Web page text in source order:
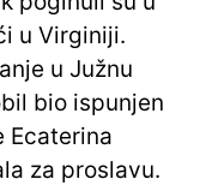
u Virginiji.
u Južnu
bio ispunjen
Ecaterina
za proslavu.